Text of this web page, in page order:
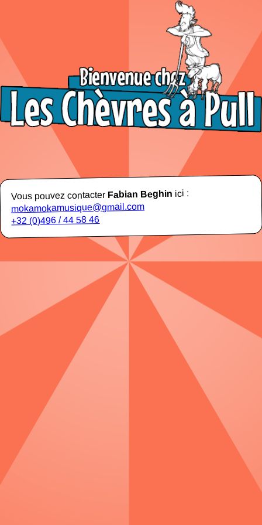
Vous pouvez contacter Fabian Beghin ici :
mokamokamusique@gmail.com
+32 (0)496 / 44 58 46